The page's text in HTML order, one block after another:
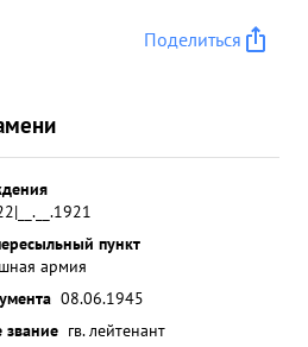
Поделиться
пункт
армия
08.06.1945
звание гв. лейтенант